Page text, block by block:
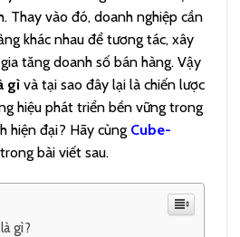
Thay vào đó, doanh nghiệp cần
khác nhau để tương tác, xây
tăng doanh số bán hàng. Vậy
gì và tại sao đây lại là chiến lược
hiệu phát triển bền vững trong
hiện đại? Hãy cùng Cube-
bài viết sau.
gì?